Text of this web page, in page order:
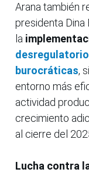
Arana también
presidenta Dina
la
burocráticas,
entorno más
actividad
crecimiento
al cierre del
Lucha contra